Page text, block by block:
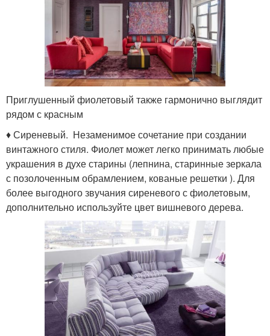
Приглушенный фиолетовый также гармонично выглядит
рядом с красным
♦ Сиреневый. Незаменимое сочетание при создании
винтажного стиля. Фиолет может легко принимать любые
украшения в духе старины (лепнина, старинные зеркала
с позолоченным обрамлением, кованые решетки ). Для
более выгодного звучания сиреневого с фиолетовым,
дополнительно используйте цвет вишневого дерева.